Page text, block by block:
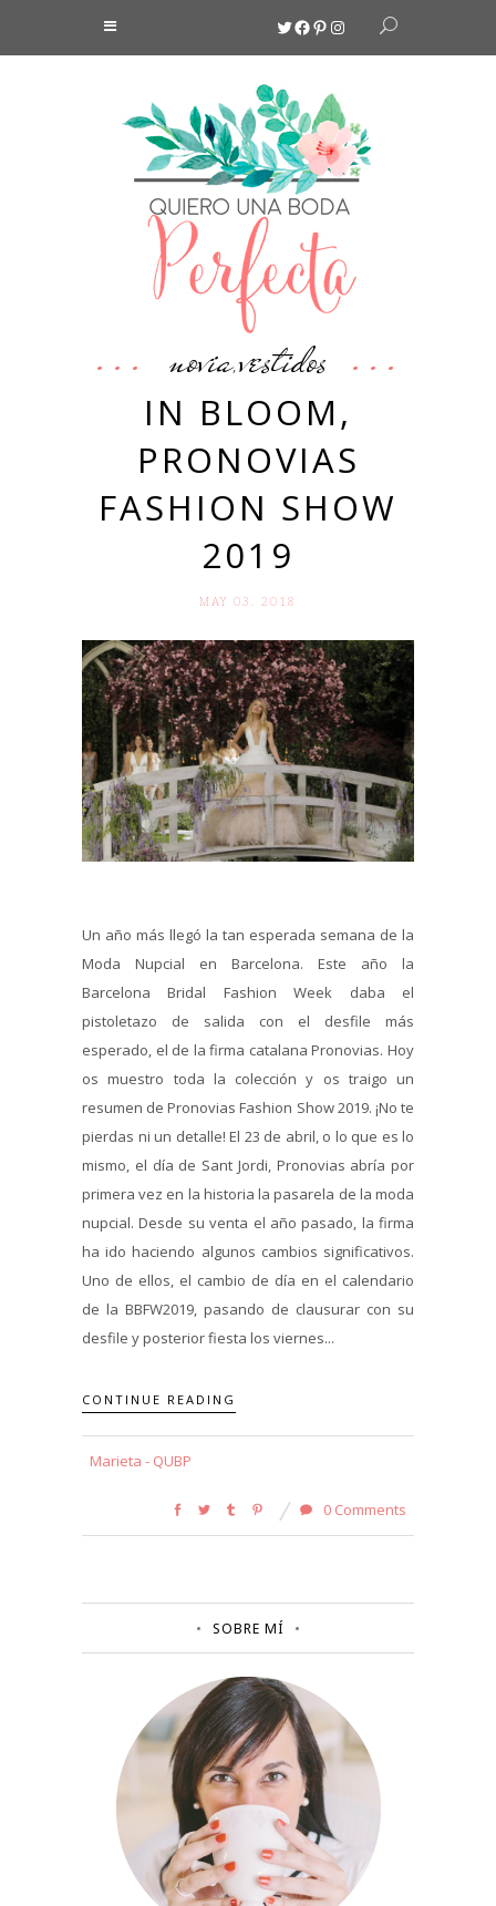
Twitter
Facebook
Pinterest
Instagram
novia,vestidos
IN BLOOM,
PRONOVIAS
FASHION SHOW
2019
MAY 03. 2018
Un año más llegó la tan esperada semana de la
Moda Nupcial en Barcelona. Este año la
Barcelona Bridal Fashion Week daba el
pistoletazo de salida con el desfile más
esperado, el de la firma catalana Pronovias. Hoy
os muestro toda la colección y os traigo un
resumen de Pronovias Fashion Show 2019. ¡No te
pierdas ni un detalle! El 23 de abril, o lo que es lo
mismo, el día de Sant Jordi, Pronovias abría por
primera vez en la historia la pasarela de la moda
nupcial. Desde su venta el año pasado, la firma
ha ido haciendo algunos cambios significativos.
Uno de ellos, el cambio de día en el calendario
de la BBFW2019, pasando de clausurar con su
desfile y posterior fiesta los viernes...
CONTINUE READING
Marieta - QUBP
0 Comments
SOBRE MÍ